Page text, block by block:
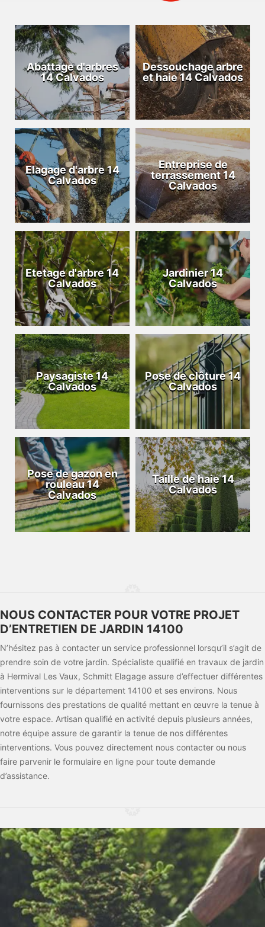
Abattage d'arbres
14 Calvados
Dessouchage arbre
et haie 14 Calvados
Elagage d'arbre 14
Calvados
Entreprise de
terrassement 14
Calvados
Etetage d'arbre 14
Calvados
Jardinier 14
Calvados
Paysagiste 14
Calvados
Pose de clôture 14
Calvados
Pose de gazon en
rouleau 14
Calvados
Taille de haie 14
Calvados
NOUS CONTACTER POUR VOTRE PROJET
D’ENTRETIEN DE JARDIN 14100
N’hésitez pas à contacter un service professionnel lorsqu’il s’agit de
prendre soin de votre jardin. Spécialiste qualifié en travaux de jardin
à Hermival Les Vaux, Schmitt Elagage assure d’effectuer différentes
interventions sur le département 14100 et ses environs. Nous
fournissons des prestations de qualité mettant en œuvre la tenue à
votre espace. Artisan qualifié en activité depuis plusieurs années,
notre équipe assure de garantir la tenue de nos différentes
interventions. Vous pouvez directement nous contacter ou nous
faire parvenir le formulaire en ligne pour toute demande
d’assistance.